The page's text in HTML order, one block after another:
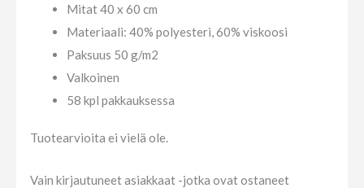
Mitat 40 x 60 cm
Materiaali: 40% polyesteri, 60% viskoosi
Paksuus 50 g/m2
Valkoinen
58 kpl pakkauksessa
Tuotearvioita ei vielä ole.
Vain kirjautuneet asiakkaat -jotka ovat ostaneet